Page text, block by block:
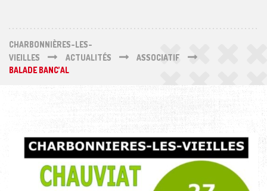
CHARBONNIÈRES-LES-
VIEILLES
ACTUALITÉS
ASSOCIATIF
BALADE BANC’AL